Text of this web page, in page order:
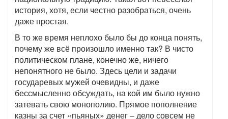
история, хотя, если честно разобраться, очень
даже простая.
В то же время неплохо было бы до конца понять,
почему же всё произошло именно так? В чисто
политическом плане, конечно же, ничего
непонятного не было. Здесь цели и задачи
государевых мужей очевидны, и даже
бессмысленно обсуждать, на кой им было нужно
затевать свою монополию. Прямое пополнение
казны за счет «пьяных» денег – дело совсем не